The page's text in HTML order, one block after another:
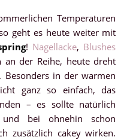
Temperaturen
geht es heute weiter mit
! Nagellacke, Blushes
an der Reihe, heute dreht
Besonders in der warmen
ganz so einfach, das
– es sollte natürlich
bei ohnehin schon
zusätzlich cakey wirken.